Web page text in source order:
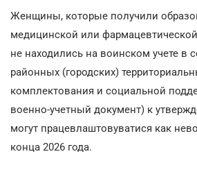
Женщины, которые получили
медицинской или
не находились на воинском учете в
районных (городских)
комплектования и социальной
военно-учетный документ) к
могут працевлаштовуватися как
конца 2026 года.